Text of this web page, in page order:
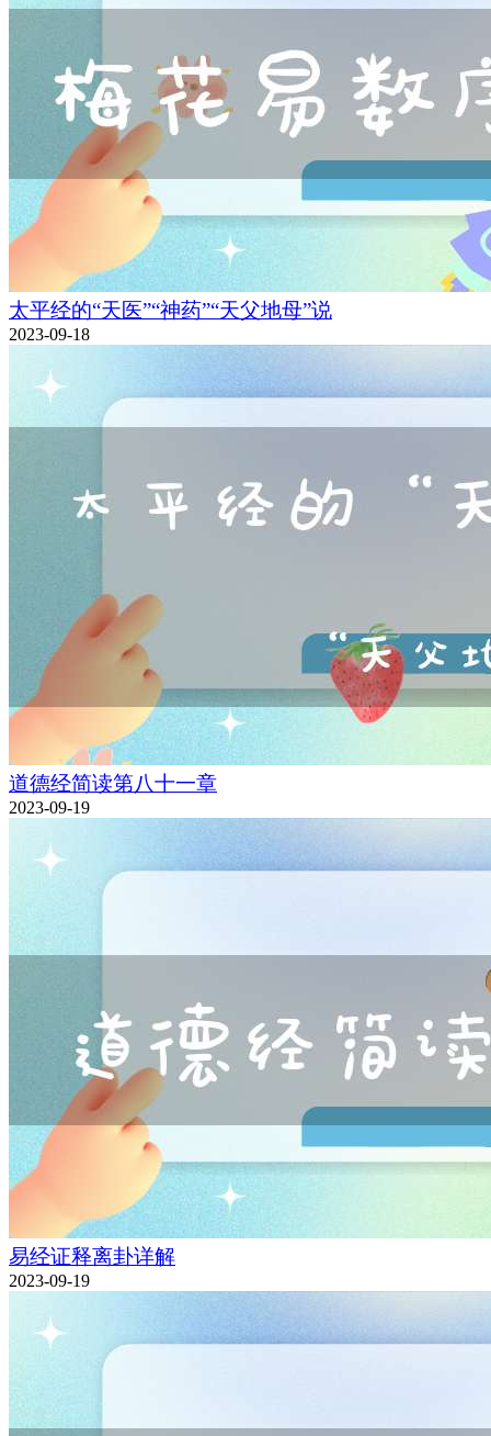
太平经的“天医”“神药”“天父地母”说
2023-09-18
道德经简读第八十一章
2023-09-19
易经证释离卦详解
2023-09-19